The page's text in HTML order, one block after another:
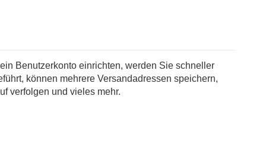
Benutzerkonto einrichten, werden Sie schneller
können mehrere Versandadressen speichern,
verfolgen und vieles mehr.